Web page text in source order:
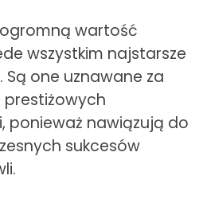
wartość
wszystkim najstarsze
one uznawane za
prestiżowych
ponieważ nawiązują do
sukcesów